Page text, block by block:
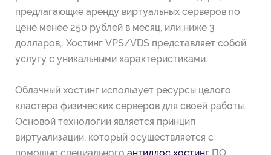
предлагающие аренду виртуальных серверов по
цене менее 250 рублей в месяц, или ниже 3
долларов,. Хостинг VPS/VDS представляет собой
услугу с уникальными характеристиками.
Облачный хостинг использует ресурсы целого
кластера физических серверов для своей работы.
Основой технологии является принцип
виртуализации, который осуществляется с